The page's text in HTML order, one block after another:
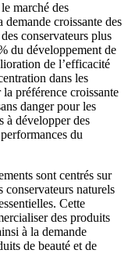
marché des
croissante des
conservateurs plus
du développement de
de l’efficacité
dans les
préférence croissante
danger pour les
à développer des
du
sont centrés sur
conservateurs naturels
Cette
des produits
à la demande
de beauté et de